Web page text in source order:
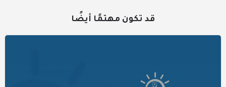
قد تكون مهتمًا أيضًا